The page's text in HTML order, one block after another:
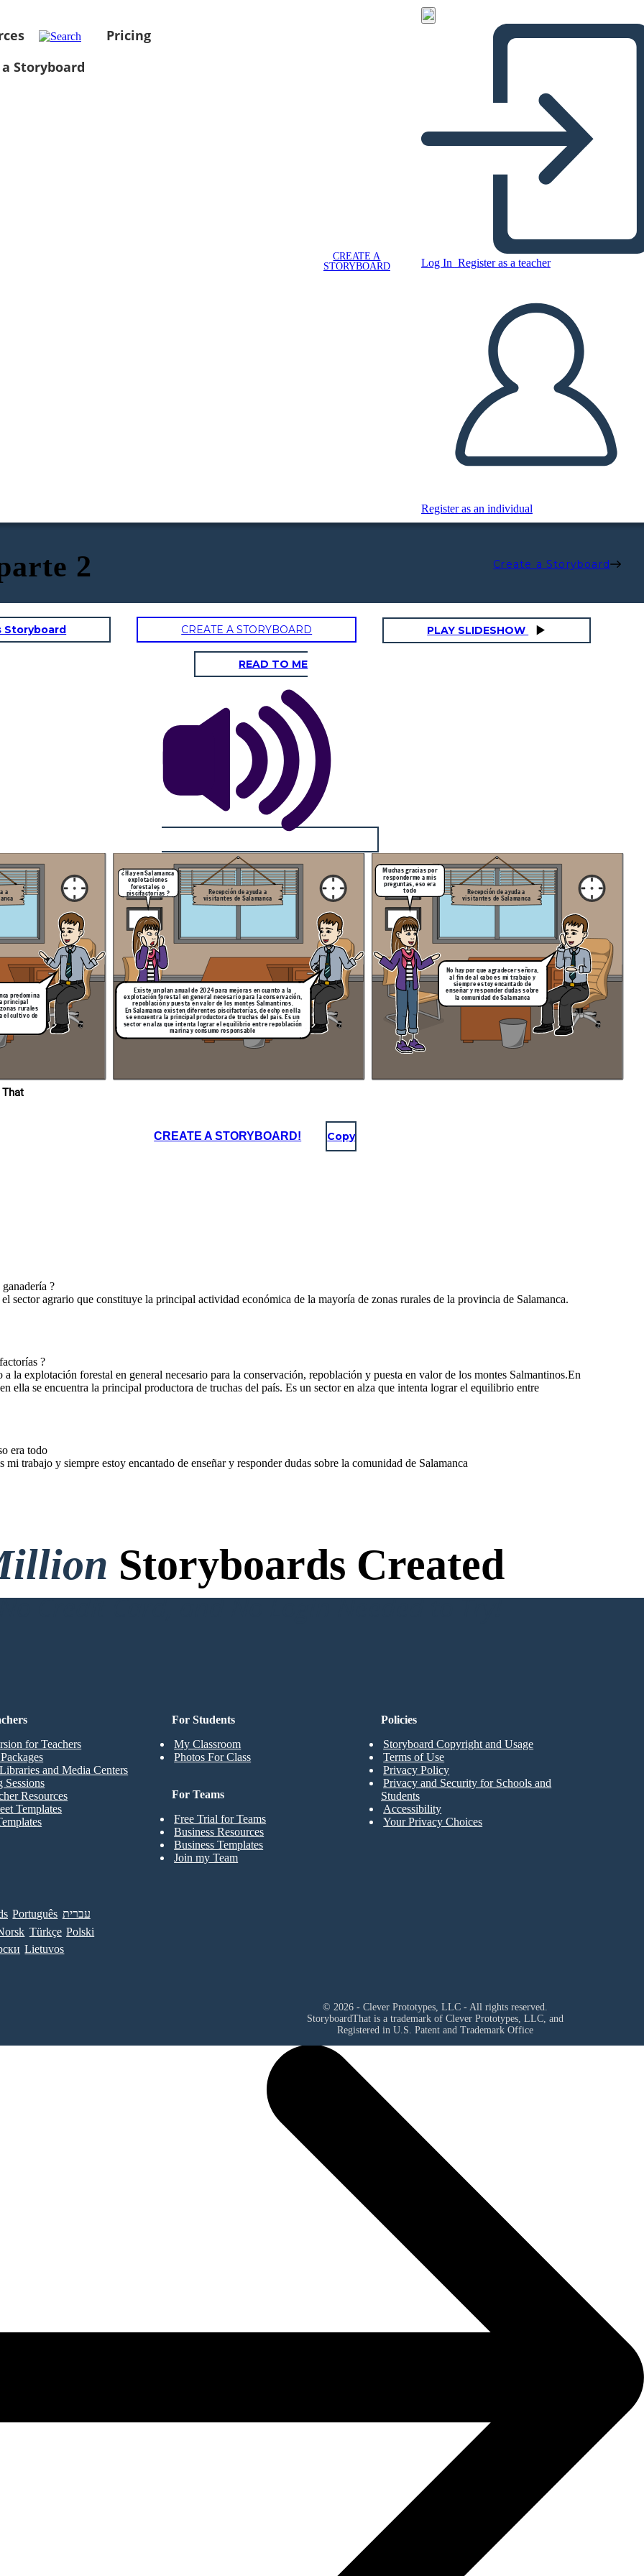
Pricing
Storyboard
CREATE A
STORYBOARD
Log In Register as a teacher
Register as an individual
2 Create a Storyboard
la comunidad de Salamanca
Storyboard CREATE A STORYBOARD PLAY SLIDESHOW
READ TO ME
That
predomina
principal
rurales
el cultivo de
a
¿ Hay en Salamanca
explotaciones
forestales o
piscifactorías ?
Existe un plan anual de 2024 para mejoras en cuanto a la
explotación forestal en general necesario para la conservación,
repoblación y puesta en valor de los montes Salmantinos.
En Salamanca existen diferentes piscifactorías, de echo en ella
se encuentra la principal productora de truchas del país. Es un
sector en alza que intenta lograr el equilibrio entre repoblación
marina y consumo responsable
Recepción de ayuda a
visitantes de Salamanca
Muchas gracias por
responderme a mis
preguntas, eso era
todo Recepción de ayuda a
visitantes de Salamanca
No hay por que agradecer señora,
al fin de al cabo es mi trabajo y
siempre estoy encantado de
enseñar y responder dudas sobre
la comunidad de Salamanca
CREATE A STORYBOARD! Copy
?
sector agrario que constituye la principal actividad económica de la mayoría de zonas rurales de la provincia de Salamanca.
?
la explotación forestal en general necesario para la conservación, repoblación y puesta en valor de los montes Salmantinos.En
ella se encuentra la principal productora de truchas del país. Es un sector en alza que intenta lograr el equilibrio entre
era todo
trabajo y siempre estoy encantado de enseñar y responder dudas sobre la comunidad de Salamanca
Storyboards Created
Credit Card, and No Login Needed to Try!
For Students
My Classroom
Photos For Class
for Teachers
and Media Centers
Sessions
Resources
Templates
For Teams
Free Trial for Teams
Business Resources
Business Templates
Join my Team
Policies
Storyboard Copyright and Usage
Terms of Use
Privacy Policy
Privacy and Security for Schools and
Students
Accessibility
Your Privacy Choices
Português עברית
Türkçe Polski
Lietuvos
© 2026 - Clever Prototypes, LLC - All rights reserved.
StoryboardThat is a trademark of Clever Prototypes, LLC, and
Registered in U.S. Patent and Trademark Office